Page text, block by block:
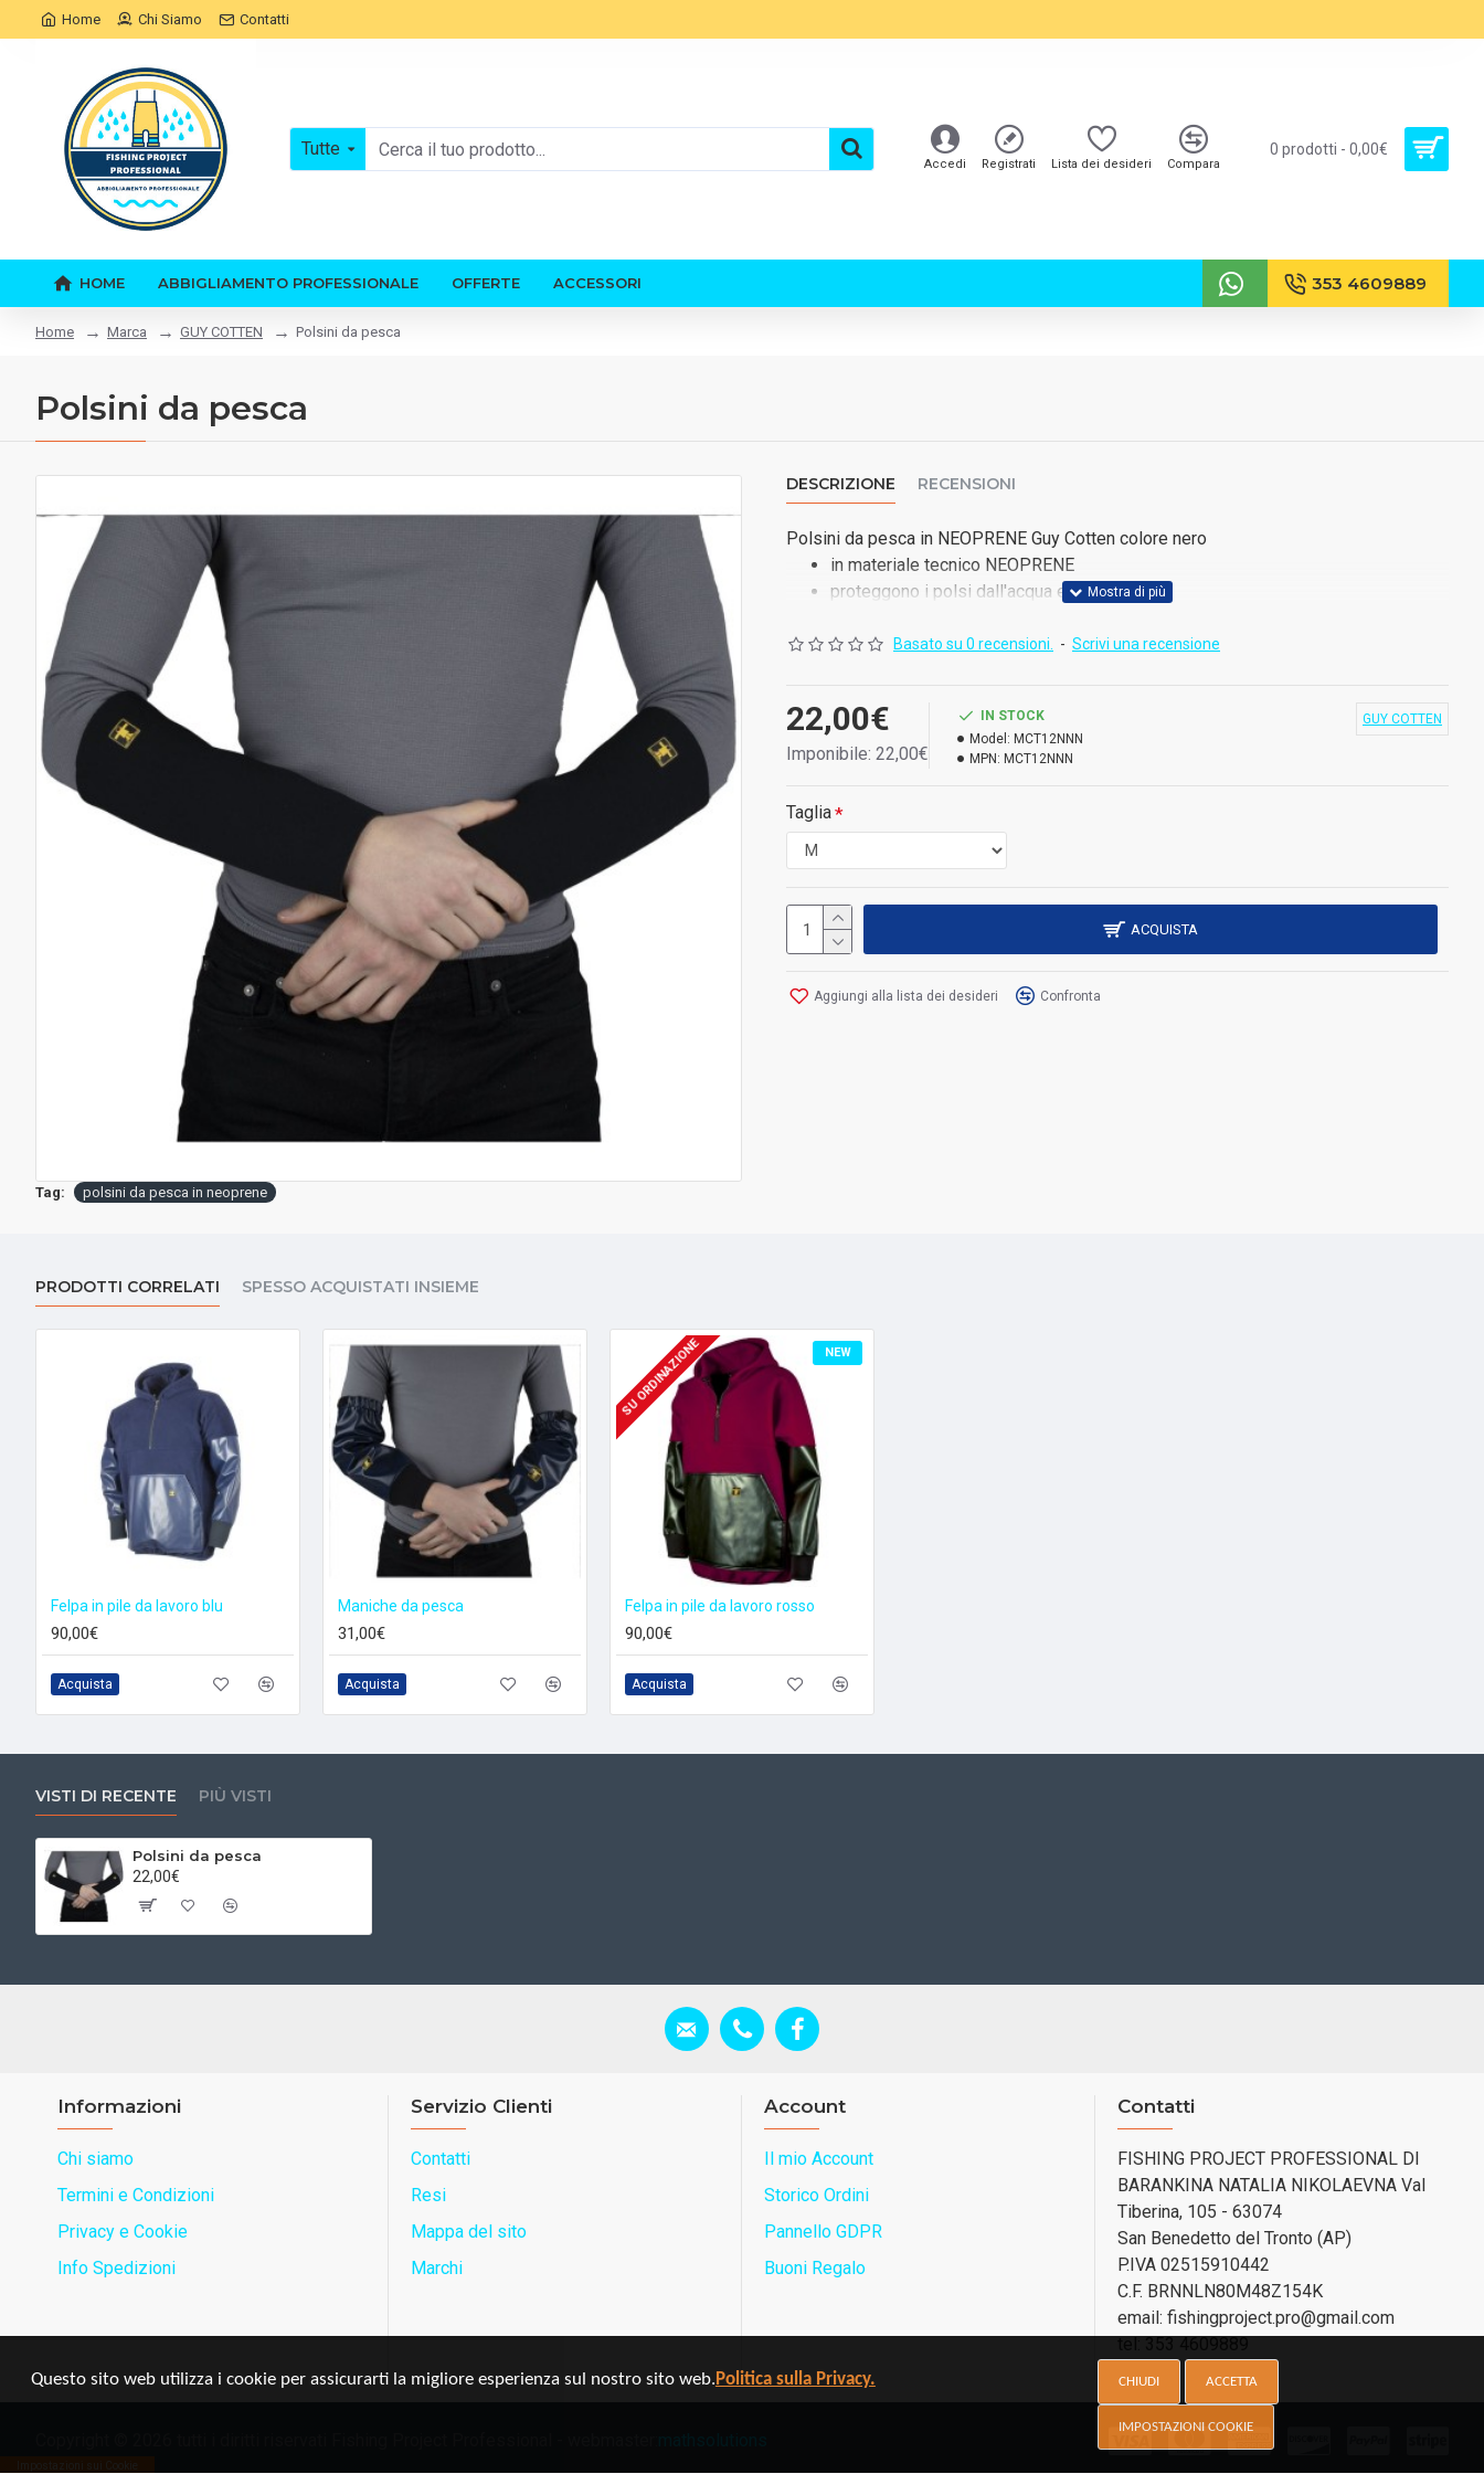
Home Chi Siamo Contatti
Tutte
Accedi Registrati Lista dei desideri Compara
0 prodotti - 0,00€
HOME ABBIGLIAMENTO PROFESSIONALE OFFERTE ACCESSORI 353 4609889
Home Marca GUY COTTEN Polsini da pesca
Polsini da pesca
DESCRIZIONE RECENSIONI
Polsini da pesca in NEOPRENE Guy Cotten colore nero
in materiale tecnico NEOPRENE
proteggono i polsi dall'acqua e umidità
Basato su 0 recensioni. - Scrivi una recensione
22,00€
Imponibile: 22,00€
IN STOCK
Model: MCT12NNN
MPN: MCT12NNN
GUY COTTEN
Taglia
ACQUISTA
Aggiungi alla lista dei desideri Confronta
Tag: polsini da pesca in neoprene
PRODOTTI CORRELATI SPESSO ACQUISTATI INSIEME
Felpa in pile da lavoro blu
90,00€
Acquista
Maniche da pesca
31,00€
Acquista
NEW
SU ORDINAZIONE
Felpa in pile da lavoro rosso
90,00€
Acquista
VISTI DI RECENTE PIÙ VISTI
Polsini da pesca
22,00€
Informazioni
Chi siamo
Termini e Condizioni
Privacy e Cookie
Info Spedizioni
Servizio Clienti
Contatti
Resi
Mappa del sito
Marchi
Account
Il mio Account
Storico Ordini
Pannello GDPR
Buoni Regalo
Contatti
FISHING PROJECT PROFESSIONAL DI
BARANKINA NATALIA NIKOLAEVNA Val
Tiberina, 105 - 63074
San Benedetto del Tronto (AP)
P.IVA 02515910442
C.F. BRNNLN80M48Z154K
email: fishingproject.pro@gmail.com
Questo sito web utilizza i cookie per assicurarti la migliore esperienza sul nostro sito web. Politica sulla Privacy. CHIUDI ACCETTA
IMPOSTAZIONI COOKIE